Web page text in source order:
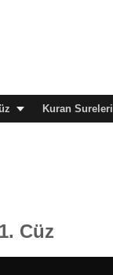
Kuran Sureleri
Cüz